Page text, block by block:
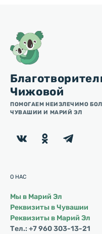
Чижовой
ПОМОГАЕМ НЕИЗЛЕЧИМО
ЧУВАШИИ И МАРИЙ ЭЛ
О НАС
Мы в Марий Эл
Реквизиты в Чувашии
Реквизиты в Марий Эл
Тел.: +7 960 303-13-21